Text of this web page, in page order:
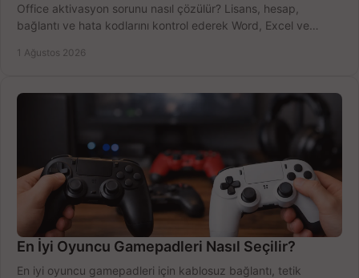
Office aktivasyon sorunu nasıl çözülür? Lisans, hesap,
bağlantı ve hata kodlarını kontrol ederek Word, Excel ve
1 Ağustos 2026
En İyi Oyuncu Gamepadleri Nasıl Seçilir?
En iyi oyuncu gamepadleri için kablosuz bağlantı, tetik